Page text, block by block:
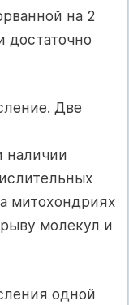
на 2
достаточно
Две
наличии
митохондриях
молекул и
одной